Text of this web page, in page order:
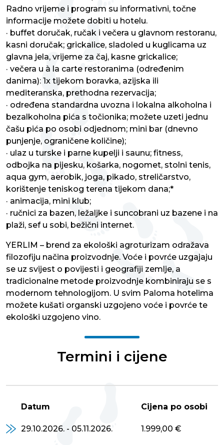
Radno vrijeme i program su informativni, točne
informacije možete dobiti u hotelu.
· buffet doručak, ručak i večera u glavnom restoranu,
kasni doručak; grickalice, sladoled u kuglicama uz
glavna jela, vrijeme za čaj, kasne grickalice;
· večera u à la carte restoranima (određenim
danima): 1x tijekom boravka, azijska ili
mediteranska, prethodna rezervacija;
· određena standardna uvozna i lokalna alkoholna i
bezalkoholna pića s točionika; možete uzeti jednu
čašu pića po osobi odjednom; mini bar (dnevno
punjenje, ograničene količine);
· ulaz u turske i parne kupelji i saunu; fitness,
odbojka na pijesku, košarka, nogomet, stolni tenis,
aqua gym, aerobik, joga, pikado, streličarstvo,
korištenje teniskog terena tijekom dana;*
· animacija, mini klub;
· ručnici za bazen, ležaljke i suncobrani uz bazene i na
plaži, sef u sobi, bežični internet.
YERLIM – brend za ekološki agroturizam odražava
filozofiju načina proizvodnje. Voće i povrće uzgajaju
se uz svijest o povijesti i geografiji zemlje, a
tradicionalne metode proizvodnje kombiniraju se s
modernom tehnologijom. U svim Paloma hotelima
možete kušati organski uzgojeno voće i povrće te
ekološki uzgojeno vino.
Termini i cijene
Datum Cijena po osobi
29.10.2026. - 05.11.2026. 1.999,00 €